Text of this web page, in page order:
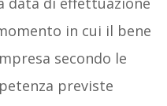
in cui il bene
secondo le
previste